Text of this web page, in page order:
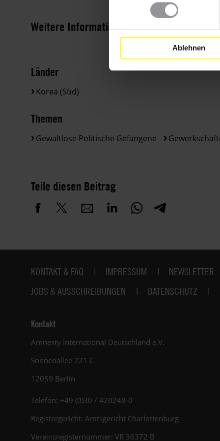
Ablehnen
Weitere Informationen
Länder
Korea (Süd)
Themen
Gewaltlose Politische Gefangene
Teile diesen Beitrag
Fußbereich
KONTAKT & FAQ IMPRESSUM NEWSLETTER
JOBS & AUSSCHREIBUNGEN
DATENSCHUTZ
Kontakt
Amnesty International Deutschland e.V.
Sonnenallee 221 C
12059 Berlin
Telefon: +49 (0)30 / 420248-0
Registergericht: Amtsgericht Charlottenburg
Vereinsregisternummer: VR 36372 B